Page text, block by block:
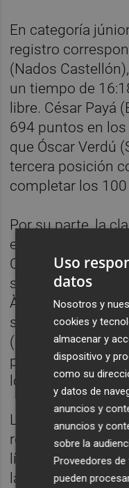
En categoría
registro
(Nados
un tiempo de
libre. César Payá
694 puntos en
que Óscar Verdú
tercera posición
completar los
Por su parte, la
estuvo
Castellón), que
su marca de
Àngels Cardona
segunda con 666
(59.21) y Lidón
podio con 659
los 50 espalda.
Los resultados de
regreso del
línea de la
la racha de dos
Uso
datos
Nosotros y
cookies y
almacenar y
dispositivo y
como su
y datos de
anuncios y
anuncios y
sobre la
Proveedores
pueden